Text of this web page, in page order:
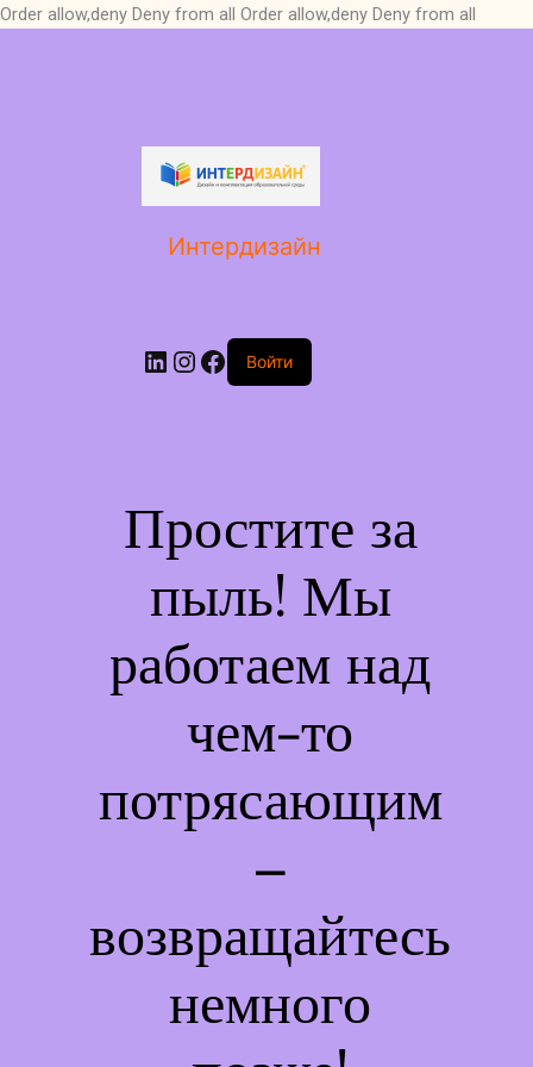
Order allow,deny Deny from all Order allow,deny Deny from all
Интердизайн
LinkedIn
Instagram
Facebook
Войти
Простите за
пыль! Мы
работаем над
чем-то
потрясающим
–
возвращайтесь
немного